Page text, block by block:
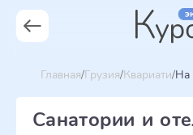
Главная Грузия Квариати На
Санатории и